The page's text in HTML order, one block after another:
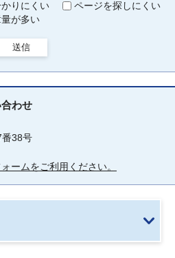
りにくい
ページを探しにくい
が多い
送信
わせ
番38号
ームをご利用ください。